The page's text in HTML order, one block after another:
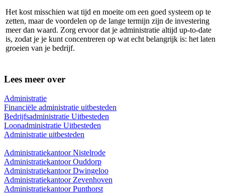
Het kost misschien wat tijd en moeite om een goed systeem op te
zetten, maar de voordelen op de lange termijn zijn de investering
meer dan waard. Zorg ervoor dat je administratie altijd up-to-date
is, zodat je je kunt concentreren op wat echt belangrijk is: het laten
groeien van je bedrijf.
Lees meer over
Administratie
Financiële administratie uitbesteden
Bedrijfsadministratie Uitbesteden
Loonadministratie Uitbesteden
Administratie uitbesteden
Administratiekantoor Nistelrode
Administratiekantoor Ouddorp
Administratiekantoor Dwingeloo
Administratiekantoor Zevenhoven
Administratiekantoor Punthorst